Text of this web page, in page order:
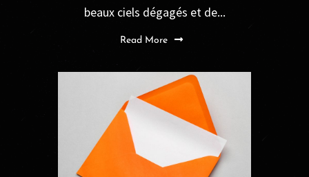
beaux ciels dégagés et de...
Read More